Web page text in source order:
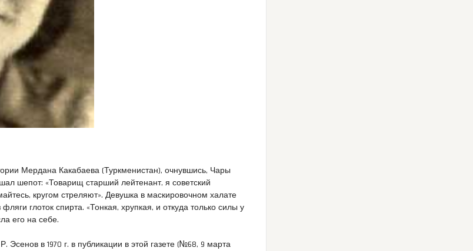
Мердана Какабаева (Туркменистан), очнувшись, Чары
шепот: «Товарищ старший лейтенант, я советский
кругом стреляют». Девушка в маскировочном халате
глоток спирта. «Тонкая, хрупкая, и откуда только силы у
его на себе.
в 1970 г. в публикации в этой газете (№68, 9 марта